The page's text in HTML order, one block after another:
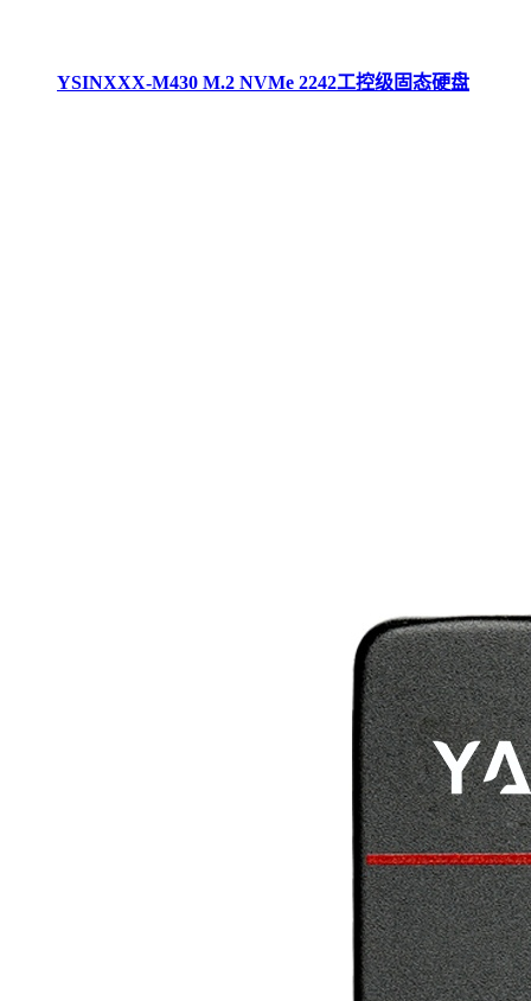
YSINXXX-M430 M.2 NVMe 2242工控级固态硬盘